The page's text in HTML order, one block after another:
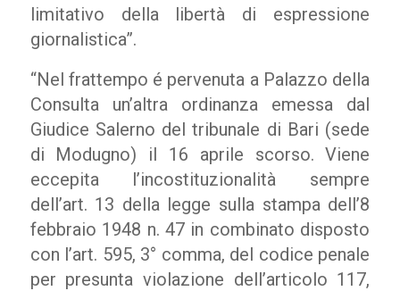
limitativo della libertà di espressione
giornalistica”.
“Nel frattempo é pervenuta a Palazzo della
Consulta un’altra ordinanza emessa dal
Giudice Salerno del tribunale di Bari (sede
di Modugno) il 16 aprile scorso. Viene
eccepita l’incostituzionalità sempre
dell’art. 13 della legge sulla stampa dell’8
febbraio 1948 n. 47 in combinato disposto
con l’art. 595, 3° comma, del codice penale
per presunta violazione dell’articolo 117,